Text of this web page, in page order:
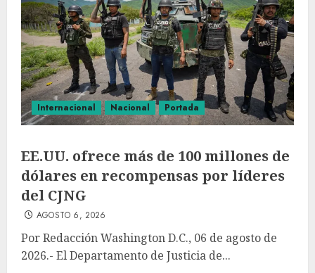
Internacional Nacional Portada
EE.UU. ofrece más de 100 millones de
dólares en recompensas por líderes
del CJNG
AGOSTO 6, 2026
Por Redacción Washington D.C., 06 de agosto de
2026.- El Departamento de Justicia de...